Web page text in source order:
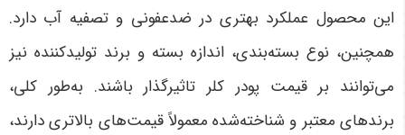
این محصول عملکرد بهتری در ضدعفونی و تصفیه آب دارد.
همچنین، نوع بسته‌بندی، اندازه بسته و برند تولیدکننده نیز
می‌توانند بر قیمت پودر کلر تاثیرگذار باشند. به‌طور کلی،
برندهای معتبر و شناخته‌شده معمولاً قیمت‌های بالاتری دارند،